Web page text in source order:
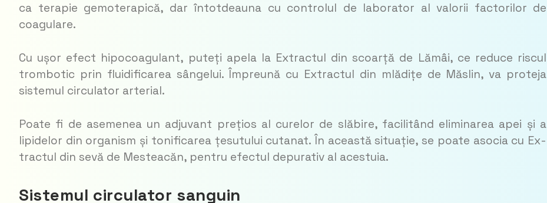
ca terapie gemoterapică, dar întotdeauna cu controlul de la­borator al valorii factorilor de
coagulare.
Cu ușor efect hipocoagulant, puteți apela la Extractul din scoarță de Lămâi, ce reduce riscul
trombotic prin fluidificarea sângelui. Împreună cu Extractul din mlădițe de Măslin, va proteja
sistemul circulator arterial.
Poate fi de asemenea un adjuvant prețios al curelor de slăbire, facilitând eliminarea apei și a
lipidelor din orga­nism și tonificarea țesutului cu­tanat. În această situație, se poate asocia cu Ex­
tractul din sevă de Mesteacăn, pentru efectul depu­rativ al acestuia.
Sistemul circulator sanguin